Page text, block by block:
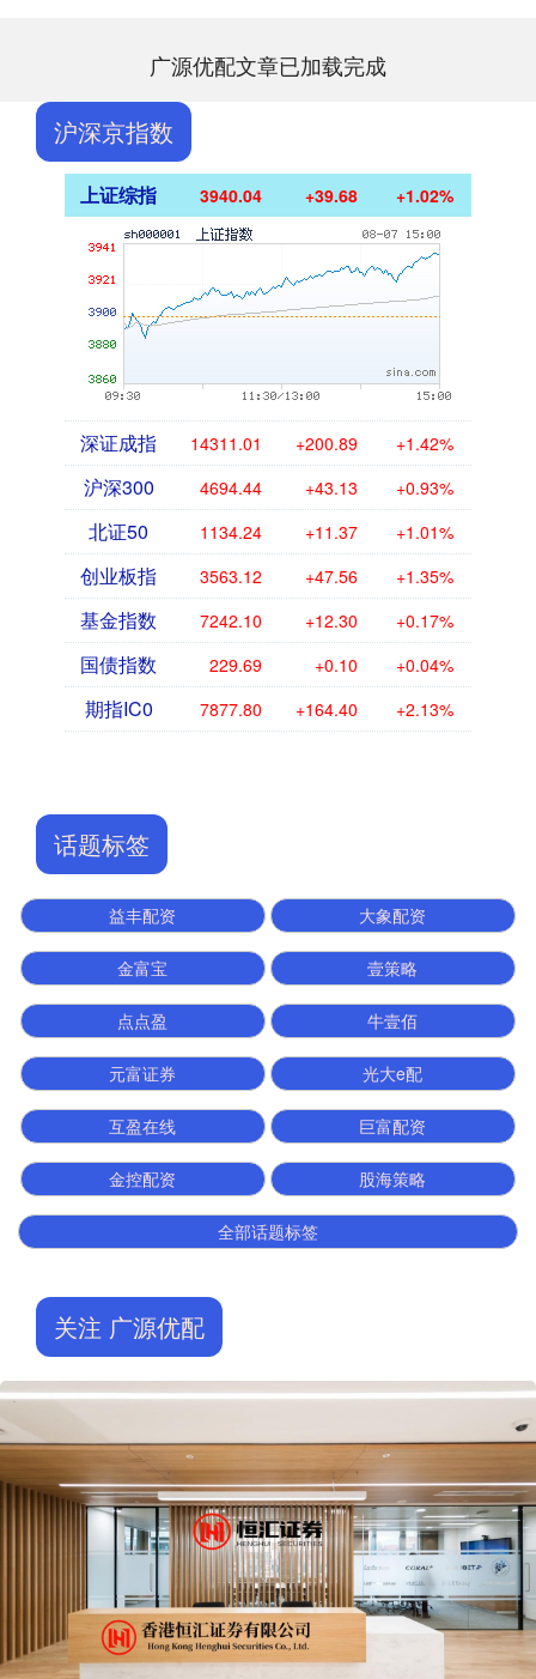
广源优配文章已加载完成
沪深京指数
上证综指 3940.04 +39.68 +1.02%
深证成指 14311.01 +200.89 +1.42%
沪深300 4694.44 +43.13 +0.93%
北证50 1134.24 +11.37 +1.01%
创业板指 3563.12 +47.56 +1.35%
基金指数 7242.10 +12.30 +0.17%
国债指数 229.69 +0.10 +0.04%
期指IC0 7877.80 +164.40 +2.13%
话题标签
益丰配资 大象配资
金富宝 壹策略
点点盈 牛壹佰
元富证券 光大e配
互盈在线 巨富配资
金控配资 股海策略
全部话题标签
关注 广源优配